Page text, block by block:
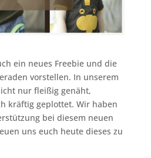
ein neues Freebie und die
vorstellen. In unserem
nur fleißig genäht,
kräftig geplottet. Wir haben
bei diesem neuen
uns euch heute dieses zu